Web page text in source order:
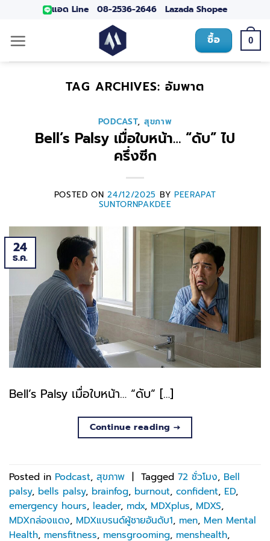
แอด Line 08-2536-2646 Lazada Shopee
ซื้อ 0
TAG ARCHIVES:อัมพาต
PODCAST, สุขภาพ
Bell’s Palsy เมื่อใบหน้า… “ดับ” ไป
ครึ่งซีก
POSTED ON24/12/2025 BY PEERAPAT
SUNTORNPAKDEE
24
ธ.ค.
Bell’s Palsy เมื่อใบหน้า… “ดับ” […]
Continue reading →
Posted in Podcast, สุขภาพ | Tagged 72 ชั่วโมง, Bell
palsy, bells palsy, brainfog, burnout, confident, ED,
emergency hours, leader, mdx, MDXplus, MDXS,
MDXกล่องแดง, MDXแบรนด์ผู้ชายอันดับ1, men, Men Mental
Health, mensfitness, mensgrooming, menshealth,